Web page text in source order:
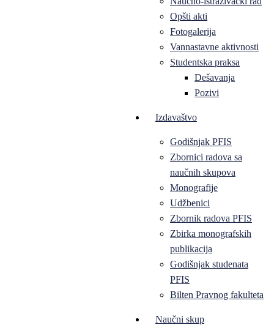
Opšti akti
Fotogalerija
Vannastavne aktivnosti
Studentska praksa
Dešavanja
Pozivi
Izdavaštvo
Godišnjak PFIS
Zbornici radova sa
naučnih skupova
Monografije
Udžbenici
Zbornik radova PFIS
Zbirka monografskih
publikacija
Godišnjak studenata
PFIS
Bilten Pravnog fakulteta
Naučni skup